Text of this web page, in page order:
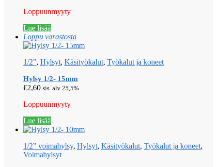
Loppuunmyyty
Lue lisää
Loppu varastosta
1/2”, Hylsyt, Käsityökalut, Työkalut ja koneet
Hylsy 1/2- 15mm
€2,60 sis. alv 25,5%
Loppuunmyyty
Lue lisää
1/2” voimahylsy, Hylsyt, Käsityökalut, Työkalut ja koneet,
Voimahylsyt